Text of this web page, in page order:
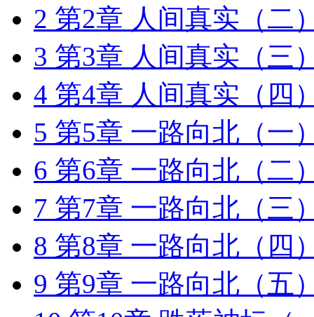
2 第2章 人间真实（二
3 第3章 人间真实（三
4 第4章 人间真实（四
5 第5章 一路向北（一
6 第6章 一路向北（二
7 第7章 一路向北（三
8 第8章 一路向北（四
9 第9章 一路向北（五